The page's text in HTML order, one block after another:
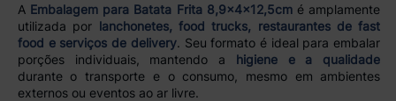
A Embalagem para Batata Frita 8,9x4x12,5cmé amplamente
utilizada por lanchonetes, food trucks, restaurantes de fast
food e serviços de delivery. Seu formato é ideal para embalar
porções individuais, mantendo a higiene e a qualidade
durante o transporte e o consumo, mesmo em ambientes
externos ou eventos ao ar livre.